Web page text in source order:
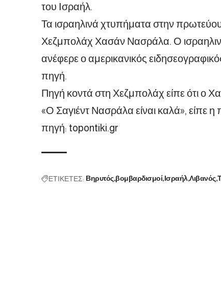
του Ισραήλ.
Τα ισραηλινά χτυπήματα στην
Χεζμπολάχ Χασάν Νασράλα. Ο
ανέφερε ο αμερικανικός
πηγή.
Πηγή κοντά στη Χεζμπολάχ είπε ότι ο
«Ο Σαγιέντ Νασράλα είναι καλά», είπε
πηγή: topontiki.gr
ΕΤΙΚΕΤΕΣ: Βηρυτός βομβαρδισμοί Ισραήλ Λιβανός